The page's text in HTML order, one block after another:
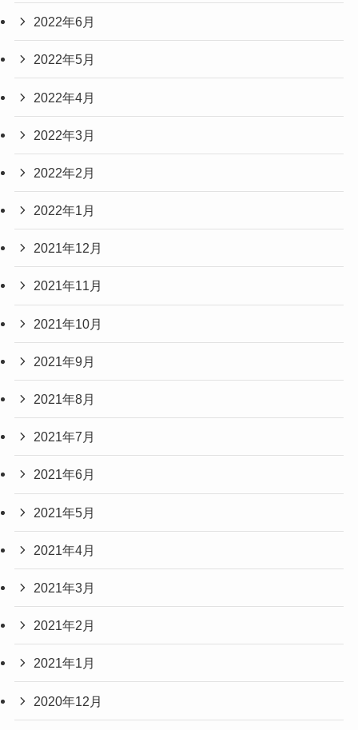
2022年6月
2022年5月
2022年4月
2022年3月
2022年2月
2022年1月
2021年12月
2021年11月
2021年10月
2021年9月
2021年8月
2021年7月
2021年6月
2021年5月
2021年4月
2021年3月
2021年2月
2021年1月
2020年12月